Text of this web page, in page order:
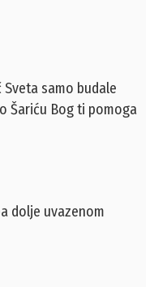
samo budale
Šariću Bog ti pomoga
dolje uvazenom